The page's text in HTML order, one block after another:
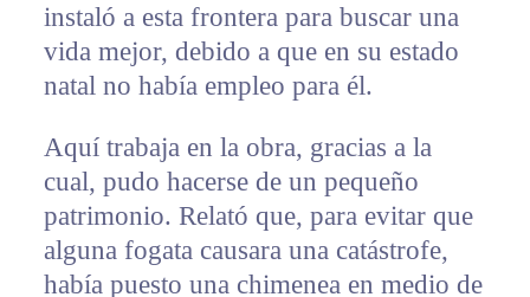
instaló a esta frontera para buscar una
vida mejor, debido a que en su estado
natal no había empleo para él.
Aquí trabaja en la obra, gracias a la
cual, pudo hacerse de un pequeño
patrimonio. Relató que, para evitar que
alguna fogata causara una catástrofe,
había puesto una chimenea en medio de